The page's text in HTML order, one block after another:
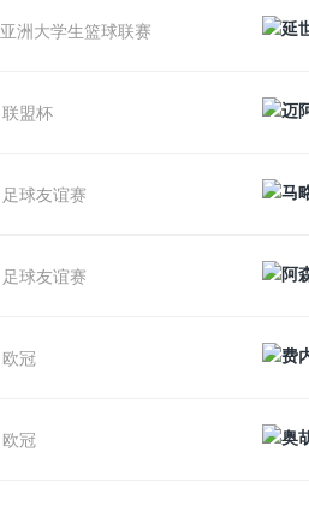
亚洲大学生篮球联赛
联盟杯
足球友谊赛
足球友谊赛
欧冠
欧冠